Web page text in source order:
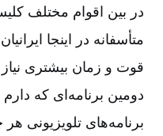
در بین اقوام مختلف
متأسفانه در اینجا
قوت و زمان بیشتری
دومین برنامه‌‌ای که
برنامه‌‌های تلویزیونی